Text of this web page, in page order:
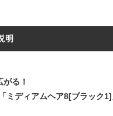
明
る！
ミディアムヘア8[ブラック1]